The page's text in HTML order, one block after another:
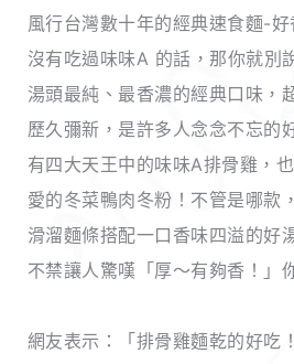
風行台灣數十年的經典速食麵-好
沒有吃過味味A 的話，那你就別
湯頭最純、最香濃的經典口味，
歷久彌新，是許多人念念不忘的
有四大天王中的味味A排骨雞，
愛的冬菜鴨肉冬粉！不管是哪款
滑溜麵條搭配一口香味四溢的好
不禁讓人驚嘆「厚～有夠香！」
網友表示：「排骨雞麵乾的好吃